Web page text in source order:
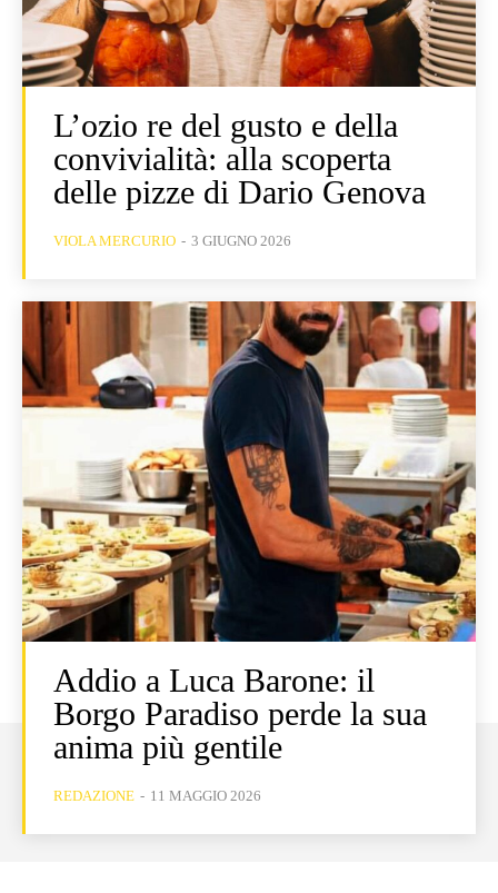
L’ozio re del gusto e della
convivialità: alla scoperta
delle pizze di Dario Genova
VIOLA MERCURIO - 3 GIUGNO 2026
Addio a Luca Barone: il
Borgo Paradiso perde la sua
anima più gentile
REDAZIONE - 11 MAGGIO 2026